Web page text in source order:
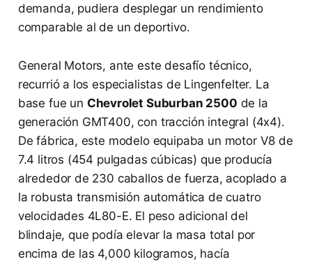
demanda, pudiera desplegar un rendimiento
comparable al de un deportivo.
General Motors, ante este desafío técnico,
recurrió a los especialistas de Lingenfelter. La
base fue un Chevrolet Suburban 2500 de la
generación GMT400, con tracción integral (4x4).
De fábrica, este modelo equipaba un motor V8 de
7.4 litros (454 pulgadas cúbicas) que producía
alrededor de 230 caballos de fuerza, acoplado a
la robusta transmisión automática de cuatro
velocidades 4L80-E. El peso adicional del
blindaje, que podía elevar la masa total por
encima de las 4,000 kilogramos, hacía